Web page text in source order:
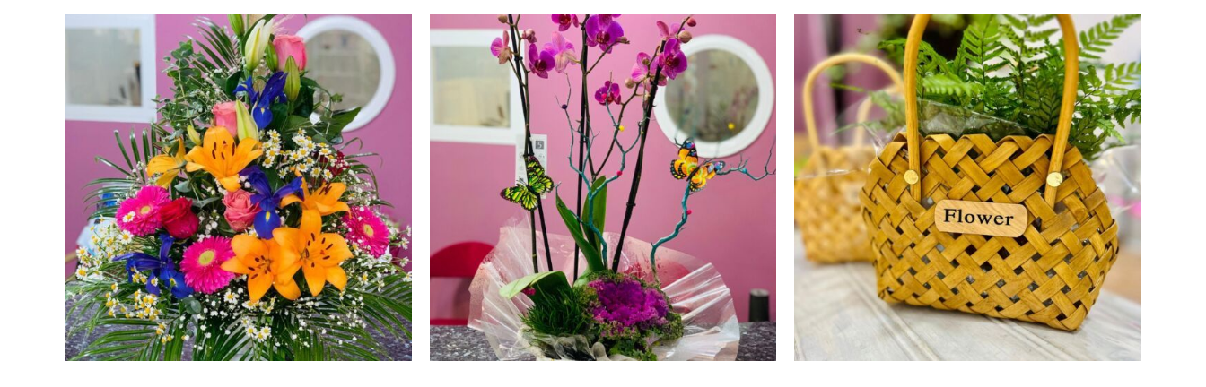
AÑADIR AL CARRITO / VISTA RAPIDA AÑADIR AL CARRITO VISTA RAPIDA AÑADIR AL CARRITO VISTA RAPIDA